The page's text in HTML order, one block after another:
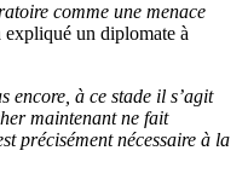
comme une menace
expliqué un diplomate à
encore, à ce stade il s’agit
maintenant ne fait
précisément nécessaire à la